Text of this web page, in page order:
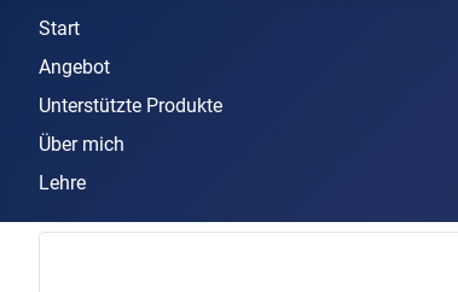
Start
Angebot
Unterstützte Produkte
Über mich
Lehre